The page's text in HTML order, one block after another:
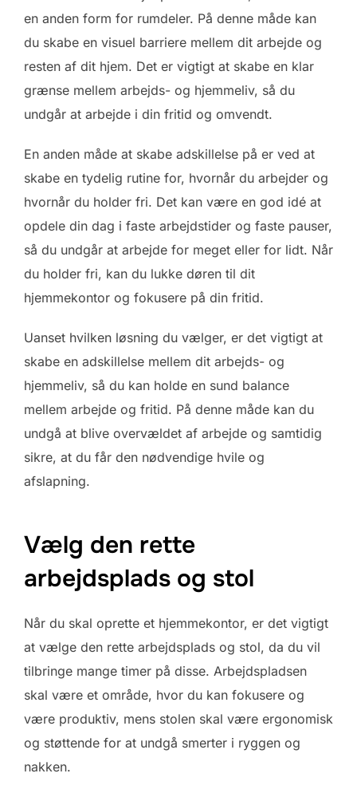
en anden form for rumdeler. På denne måde kan
du skabe en visuel barriere mellem dit arbejde og
resten af dit hjem. Det er vigtigt at skabe en klar
grænse mellem arbejds- og hjemmeliv, så du
undgår at arbejde i din fritid og omvendt.
En anden måde at skabe adskillelse på er ved at
skabe en tydelig rutine for, hvornår du arbejder og
hvornår du holder fri. Det kan være en god idé at
opdele din dag i faste arbejdstider og faste pauser,
så du undgår at arbejde for meget eller for lidt. Når
du holder fri, kan du lukke døren til dit
hjemmekontor og fokusere på din fritid.
Uanset hvilken løsning du vælger, er det vigtigt at
skabe en adskillelse mellem dit arbejds- og
hjemmeliv, så du kan holde en sund balance
mellem arbejde og fritid. På denne måde kan du
undgå at blive overvældet af arbejde og samtidig
sikre, at du får den nødvendige hvile og
afslapning.
Vælg den rette
arbejdsplads og stol
Når du skal oprette et hjemmekontor, er det vigtigt
at vælge den rette arbejdsplads og stol, da du vil
tilbringe mange timer på disse. Arbejdspladsen
skal være et område, hvor du kan fokusere og
være produktiv, mens stolen skal være ergonomisk
og støttende for at undgå smerter i ryggen og
nakken.